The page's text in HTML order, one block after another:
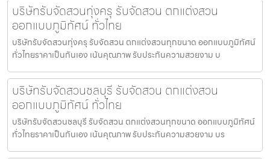
บริษัทรับจัดสวนทุ่งครุ รับจัดสวน ตกแต่งสวน
ออกแบบภูมิทัศน์ ทั่วไทย
บริษัทรับจัดสวนทุ่งครุ รับจัดสวน ตกแต่งสวนทุกขนาด ออกแบบภูมิทัศน์
ทั่วไทยราคาเป็นกันเอง เน้นคุณภาพ รับประกันความสวยงาม บ
บริษัทรับจัดสวนชลบุรี รับจัดสวน ตกแต่งสวน
ออกแบบภูมิทัศน์ ทั่วไทย
บริษัทรับจัดสวนชลบุรี รับจัดสวน ตกแต่งสวนทุกขนาด ออกแบบภูมิทัศน์
ทั่วไทยราคาเป็นกันเอง เน้นคุณภาพ รับประกันความสวยงาม บร